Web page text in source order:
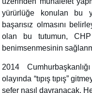
yürürlüğe konulan bu
başarısız olmasını
olan bu tutumun,
benimsenmesinin
2014
olayında “tıpış tıpış”
sefer nasıl davranacak.